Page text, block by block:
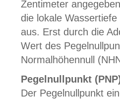
Zentimeter
die lokale
aus. Erst durch die
Wert des
Normalhöhennull
Pegelnullpunkt
Der Pegelnullpunkt